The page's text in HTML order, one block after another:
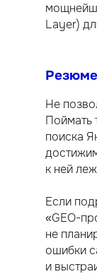
Layer)
Не
Поймать
поиска
к ней
Если
«GEO-
не
ошибки
и
Резюме